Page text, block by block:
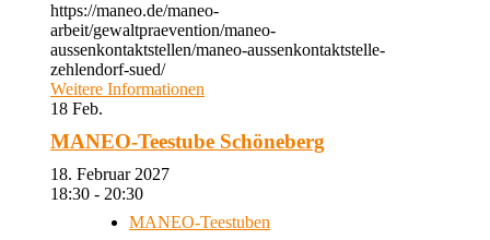
https://maneo.de/maneo-
arbeit/gewaltpraevention/maneo-
aussenkontaktstellen/maneo-aussenkontaktstelle-
zehlendorf-sued/
Weitere Informationen
18 Feb.
MANEO-Teestube Schöneberg
18. Februar 2027
18:30 - 20:30
MANEO-Teestuben